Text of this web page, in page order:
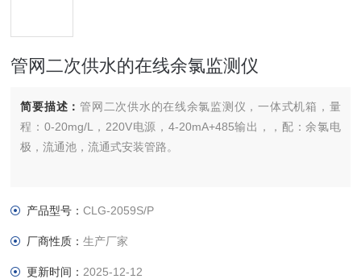
管网二次供水的在线余氯监测仪
简要描述：管网二次供水的在线余氯监测仪，一体式机箱，量
程：0-20mg/L，220V电源，4-20mA+485输出，，配：余氯电
极，流通池，流通式安装管路。
产品型号：CLG-2059S/P
厂商性质：生产厂家
更新时间： 2025-12-12